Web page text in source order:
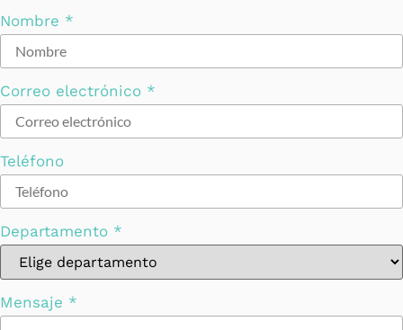
Nombre *
Correo electrónico *
Teléfono
Departamento *
Mensaje *